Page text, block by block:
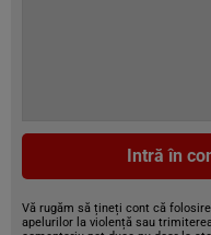
Intră în
Vă rugăm să țineți cont că
apelurilor la violență sau